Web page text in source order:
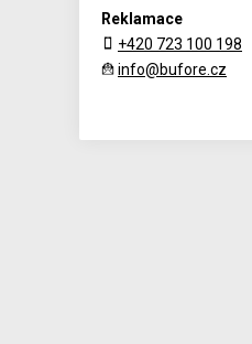
Reklamace
+420 723 100 198
info@bufore.cz